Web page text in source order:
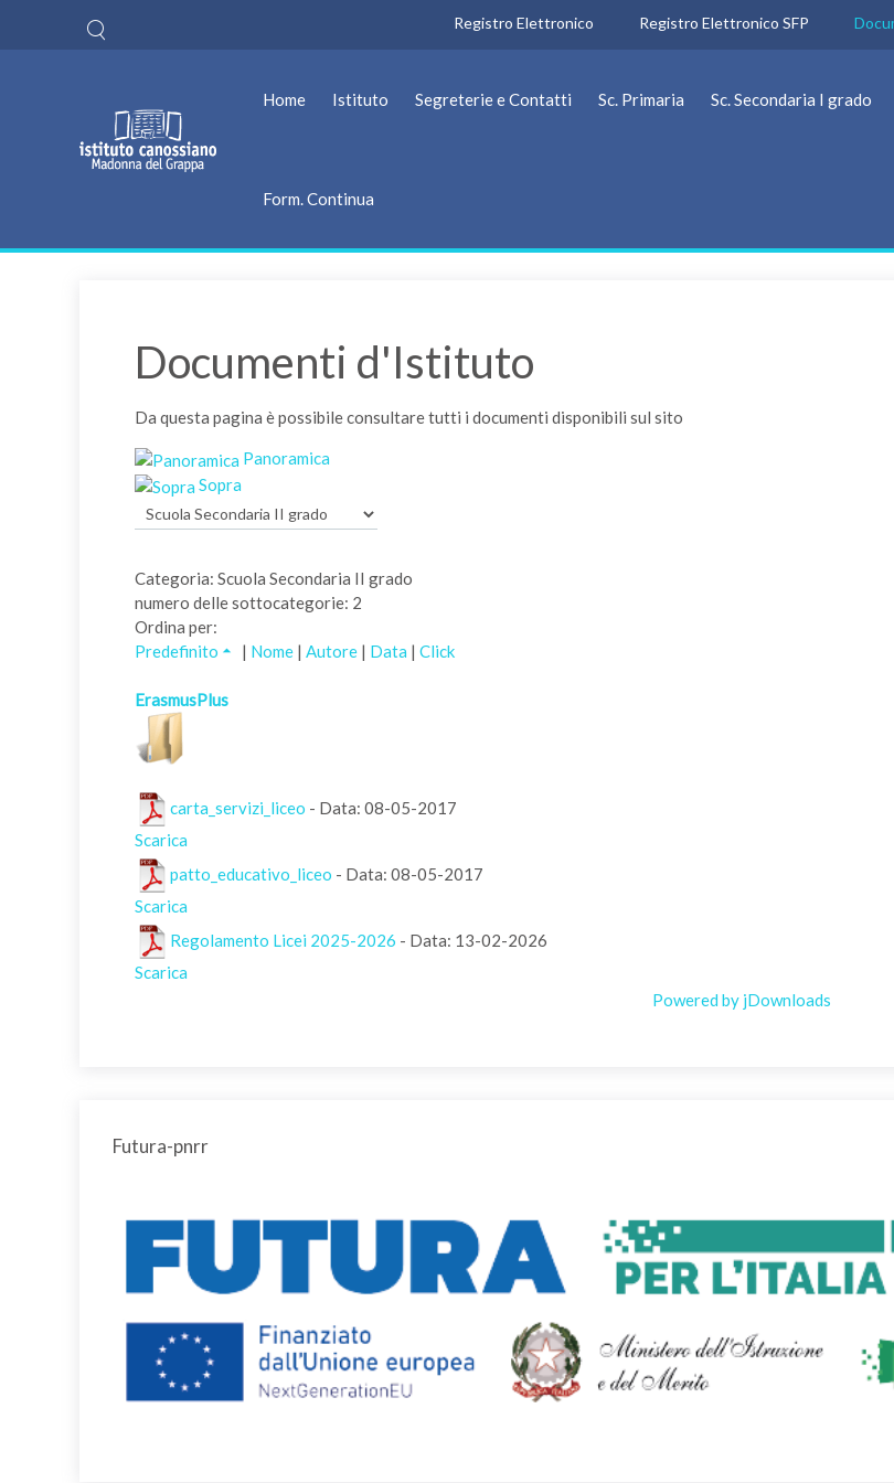
Registro Elettronico Registro Elettronico SFP
Home Istituto Segreterie e Contatti Sc. Primaria Sc. Secondaria I grado
Form. Continua
Documenti d'Istituto
Da questa pagina è possibile consultare tutti i documenti disponibili sul sito
Panoramica
Sopra
Categoria: Scuola Secondaria II grado
numero delle sottocategorie: 2
Ordina per:
Predefinito
| Nome| Autore| Data | Click
ErasmusPlus
carta_servizi_liceo - Data: 08-05-2017
Scarica
patto_educativo_liceo - Data: 08-05-2017
Scarica
Regolamento Licei 2025-2026 - Data: 13-02-2026
Scarica
Powered by jDownloads
Futura-pnrr